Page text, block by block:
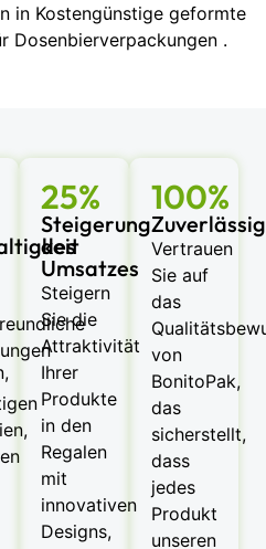
in Kostengünstige geformte
Dosenbierverpackungen .
25%
Steigerung
des
Umsatzes
Steigern
Sie die
Attraktivität
Ihrer
Produkte
in den
Regalen
mit
innovativen
Designs,
100%
Vertrauen
Sie auf
das
von
BonitoPak,
das
sicherstellt,
dass
jedes
Produkt
unseren